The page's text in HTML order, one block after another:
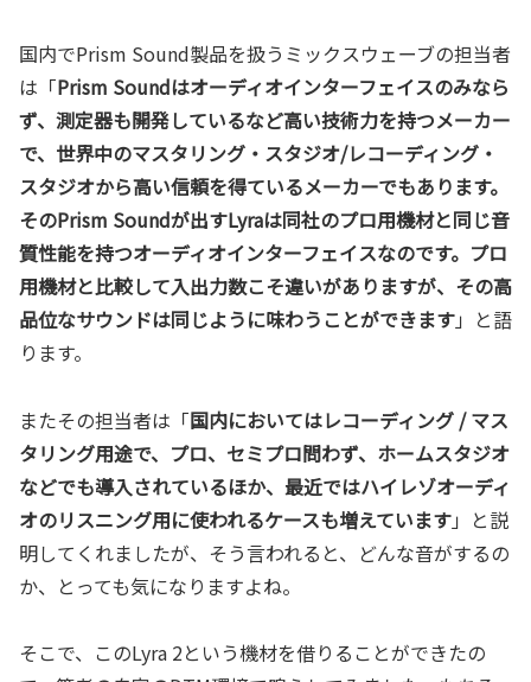
国内でPrism Sound製品を扱うミックスウェーブの担当者
は「Prism Soundはオーディオインターフェイスのみなら
ず、測定器も開発しているなど高い技術力を持つメーカー
で、世界中のマスタリング・スタジオ/レコーディング・
スタジオから高い信頼を得ているメーカーでもあります。
そのPrism Soundが出すLyraは同社のプロ用機材と同じ音
質性能を持つオーディオインターフェイスなのです。プロ
用機材と比較して入出力数こそ違いがありますが、その高
品位なサウンドは同じように味わうことができます」と語
ります。
またその担当者は「国内においてはレコーディング / マス
タリング用途で、プロ、セミプロ問わず、ホームスタジオ
などでも導入されているほか、最近ではハイレゾオーディ
オのリスニング用に使われるケースも増えています」と説
明してくれましたが、そう言われると、どんな音がするの
か、とっても気になりますよね。
そこで、このLyra 2という機材を借りることができたの